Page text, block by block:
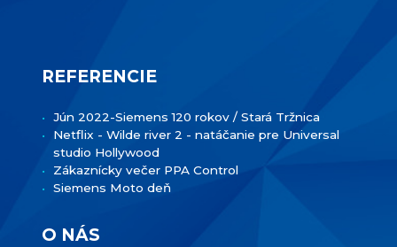
REFERENCIE
Jún 2022-Siemens 120 rokov / Stará Tržnica
Netflix - Wilde river 2 - natáčanie pre Universal
studio Hollywood
Zákaznícky večer PPA Control
Siemens Moto deň
O NÁS